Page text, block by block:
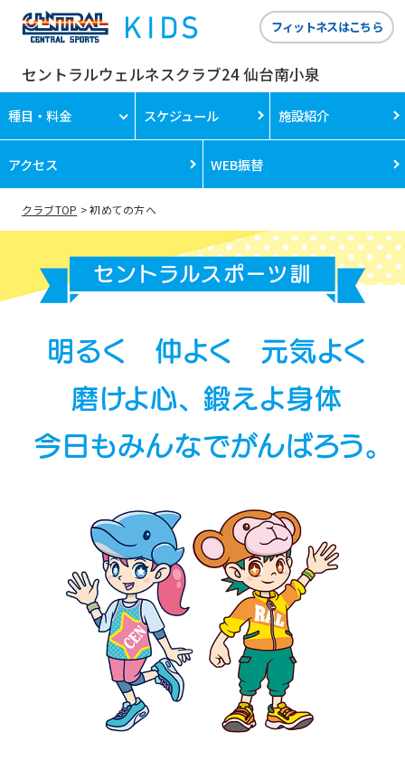
セントラルウェルネスクラブ24 仙台南小泉
フィットネスはこちら
種目・料金 スケジュール 施設紹介
アクセス WEB振替
クラブTOP 初めての方へ